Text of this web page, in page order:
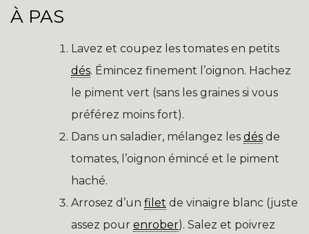
À PAS
Lavez et coupez les tomates en petits
dés. Émincez finement l’oignon. Hachez
le piment vert (sans les graines si vous
préférez moins fort).
Dans un saladier, mélangez les dés de
tomates, l’oignon émincé et le piment
haché.
Arrosez d’un filet de vinaigre blanc (juste
assez pour enrober). Salez et poivrez